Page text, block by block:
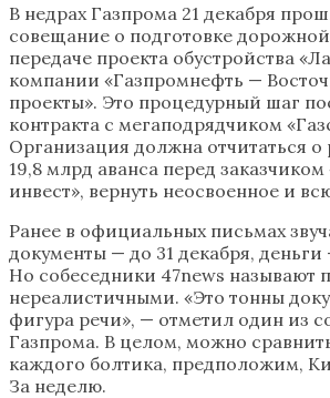
В недрах Газпрома 21 декабря
совещание о подготовке
передаче проекта обустройства
компании «Газпромнефть —
проекты». Это процедурный шаг
контракта с мегаподрядчиком
Организация должна отчитаться о
19,8 млрд аванса перед
инвест», вернуть неосвоенное и
Ранее в официальных письмах
документы — до 31 декабря, деньги
Но собеседники 47news называют
нереалистичными. «Это тонны
фигура речи», — отметил один из
Газпрома. В целом, можно
каждого болтика, предположим,
За неделю.